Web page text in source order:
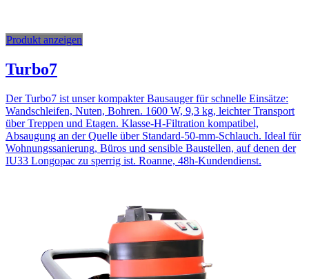
Produkt anzeigen
Turbo7
Der Turbo7 ist unser kompakter Bausauger für schnelle Einsätze:
Wandschleifen, Nuten, Bohren. 1600 W, 9,3 kg, leichter Transport
über Treppen und Etagen. Klasse-H-Filtration kompatibel,
Absaugung an der Quelle über Standard-50-mm-Schlauch. Ideal für
Wohnungssanierung, Büros und sensible Baustellen, auf denen der
IU33 Longopac zu sperrig ist. Roanne, 48h-Kundendienst.